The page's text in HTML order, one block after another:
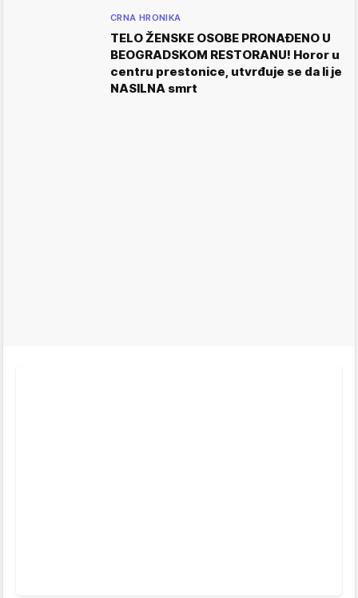
CRNA HRONIKA
TELO ŽENSKE OSOBE PRONAĐENO U
BEOGRADSKOM RESTORANU! Horor u
centru prestonice, utvrđuje se da li je
NASILNA smrt